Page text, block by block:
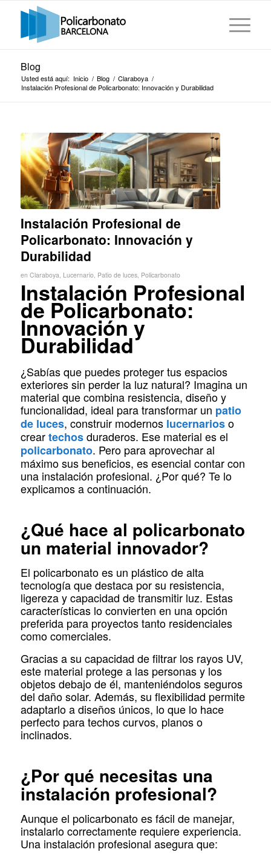
Blog
Usted está aquí: Inicio / Blog / Claraboya /
Instalación Profesional de Policarbonato: Innovación y Durabilidad
Instalación Profesional de
Policarbonato: Innovación y
Durabilidad
en Claraboya Lucernario, Patio de luces, Policarbonato
Instalación Profesional
de Policarbonato:
Innovación y
Durabilidad
¿Sabías que puedes proteger tus espacios
exteriores sin perder la luz natural? Imagina un
material que combina resistencia, diseño y
funcionalidad, ideal para transformar un patio
de luces, construir modernos lucernarioso
creartechosduraderos. Ese material es el
policarbonato. Pero para aprovechar al
máximo sus beneficios, es esencial contar con
una instalación profesional. ¿Por qué? Te lo
explicamos a continuación.
¿Qué hace al policarbonato
un material innovador?
El policarbonato es un plástico de alta
tecnología que destaca por su resistencia,
ligereza y capacidad de transmitir luz. Estas
características lo convierten en una opción
preferida para proyectos tanto residenciales
como comerciales.
Gracias a su capacidad de filtrar los rayos UV,
este material protege a las personas y los
objetos debajo de él, manteniéndolos seguros
del daño solar. Además, su flexibilidad permite
adaptarlo a diseños únicos, lo que lo hace
perfecto para techos curvos, planos o
inclinados.
¿Por qué necesitas una
instalación profesional?
Aunque el policarbonato es fácil de manejar,
instalarlo correctamente requiere experiencia.
Una instalación profesional asegura que: